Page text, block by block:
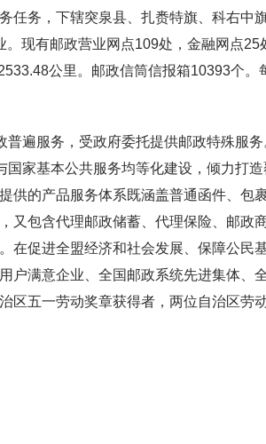
务，下辖突泉县、扎赉特旗、科右中
现有邮政营业网点109处，金融网点25
公里。邮政信筒信报箱10393个。
遍服务，受政府委托提供邮政特殊服务
家基本公共服务均等化建设，倾力打造
供的产品服务体系既涵盖普通函件、包
又包含代理邮政储蓄、代理保险、邮政
在促进全盟经济和社会发展、保障公民
户满意企业、全国邮政系统先进集体、
区五一劳动奖章获得者，两位自治区劳